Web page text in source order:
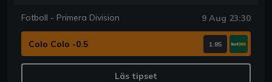
Fotboll - Primera Division 9 Aug 23:30
Colo Colo -0.5 1.85
Läs tipset